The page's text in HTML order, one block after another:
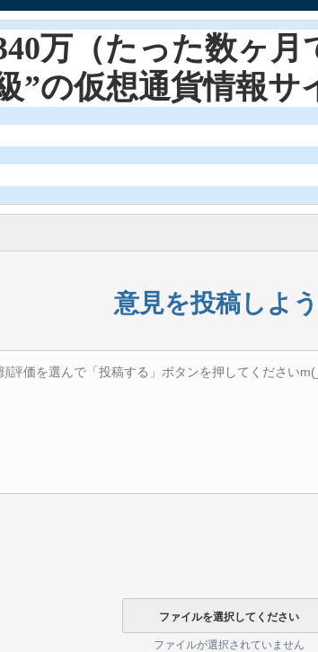
万（たった数ヶ月
”の仮想通貨情報サ
意見を投稿しよう
ファイルが選択されていません